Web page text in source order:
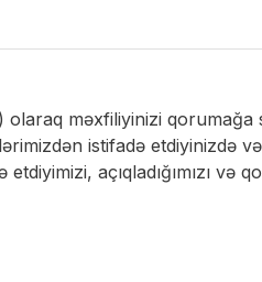
məxfiliyinizi qorumağa
istifadə etdiyinizdə
etdiyimizi, açıqladığımızı